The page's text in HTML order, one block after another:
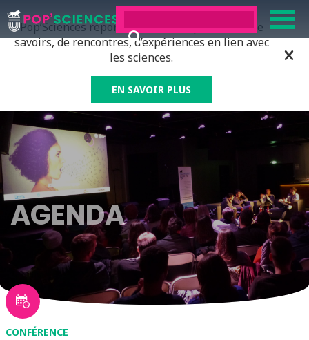
Pop’Sciences répond à tous ceux qui ont soif de
savoirs, de rencontres, d’expériences en lien avec
les sciences.
EN SAVOIR PLUS
AGENDA
CONFÉRENCE